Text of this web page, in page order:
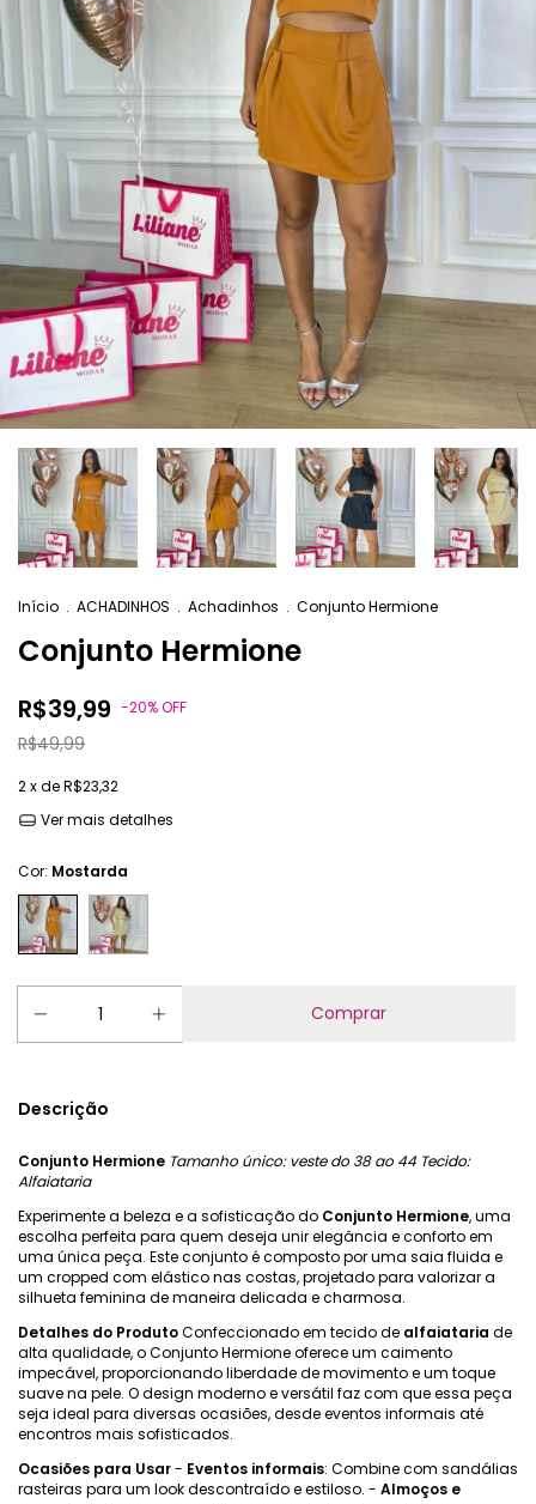
Início . ACHADINHOS . Achadinhos . Conjunto Hermione
Conjunto Hermione
R$39,99 -20%OFF
R$49,99
2x deR$23,32
Ver mais detalhes
Cor: Mostarda
Descrição
Conjunto Hermione Tamanho único: veste do 38 ao 44 Tecido:
Alfaiataria
Experimente a beleza e a sofisticação do Conjunto Hermione, uma
escolha perfeita para quem deseja unir elegância e conforto em
uma única peça. Este conjunto é composto por uma saia fluida e
um cropped com elástico nas costas, projetado para valorizar a
silhueta feminina de maneira delicada e charmosa.
Detalhes do ProdutoConfeccionado em tecido de alfaiataria de
alta qualidade, o Conjunto Hermione oferece um caimento
impecável, proporcionando liberdade de movimento e um toque
suave na pele. O design moderno e versátil faz com que essa peça
seja ideal para diversas ocasiões, desde eventos informais até
encontros mais sofisticados.
Ocasiões para Usar- Eventos informais: Combine com sandálias
rasteiras para um look descontraído e estiloso. - Almoços e